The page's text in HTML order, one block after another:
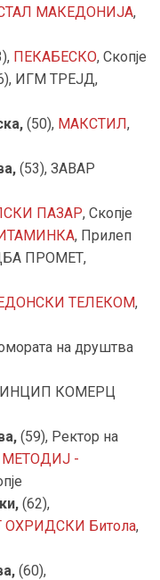
МАКЕДОНИЈА,
ПЕКАБЕСКО, Скопје
ИГМ ТРЕЈД,
(50), МАКСТИЛ,
, (53), ЗАВАР
ПАЗАР, Скопје
, Прилеп
ПРОМЕТ,
ТЕЛЕКОМ,
на друштва
КОМЕРЦ
, (59), Ректор на
-
(62),
Битола,
(60),